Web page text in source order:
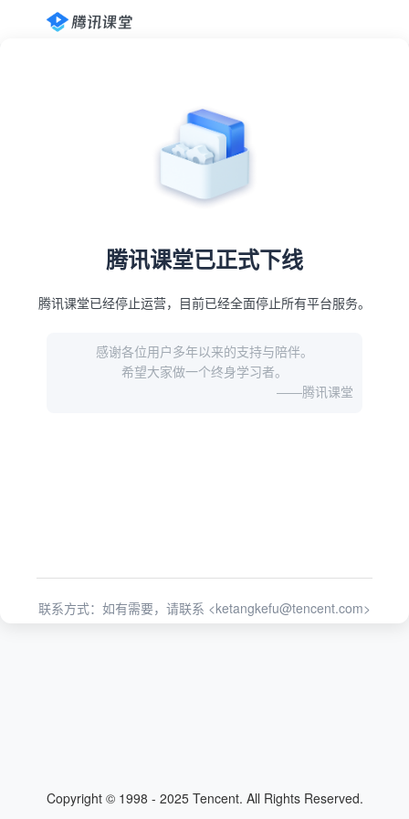
腾讯课堂已正式下线
腾讯课堂已经停止运营，目前已经全面停止所有平台服务。
感谢各位用户多年以来的支持与陪伴。
希望大家做一个终身学习者。
——腾讯课堂
联系方式：如有需要，请联系 <ketangkefu@tencent.com>
Copyright © 1998 - 2025 Tencent. All Rights Reserved.